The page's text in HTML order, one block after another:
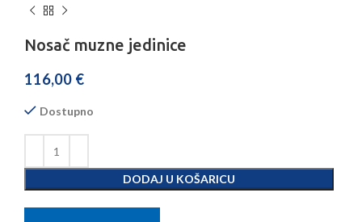
Nosač muzne jedinice
116,00 €
Dostupno
DODAJ U KOŠARICU